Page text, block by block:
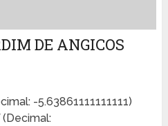
DE ANGICOS
-5.63861111111111)
(Decimal: